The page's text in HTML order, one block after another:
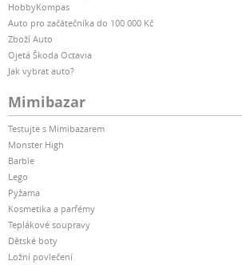
HobbyKompas
Auto pro začátečníka do 100 000 Kč
Zboží Auto
Ojetá Škoda Octavia
Jak vybrat auto?
Mimibazar
Testujte s Mimibazarem
Monster High
Barbie
Lego
Pyžama
Kosmetika a parfémy
Teplákové soupravy
Dětské boty
Ložní povlečení